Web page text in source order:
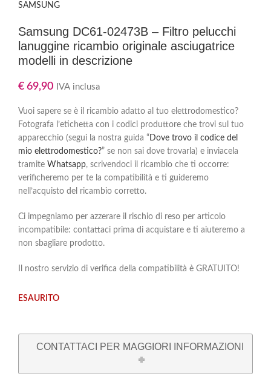
SAMSUNG
Samsung DC61-02473B – Filtro pelucchi
lanuggine ricambio originale asciugatrice
modelli in descrizione
€ 69,90 IVA inclusa
Vuoi sapere se è il ricambio adatto al tuo elettrodomestico?
Fotografa l’etichetta con i codici produttore che trovi sul tuo
apparecchio (segui la nostra guida “ Dove trovo il codice del
mio elettrodomestico?” se non sai dove trovarla) e inviacela
tramite Whatsapp, scrivendoci il ricambio che ti occorre:
verificheremo per te la compatibilità e ti guideremo
nell’acquisto del ricambio corretto.
Ci impegniamo per azzerare il rischio di reso per articolo
incompatibile: contattaci prima di acquistare e ti aiuteremo a
non sbagliare prodotto.
Il nostro servizio di verifica della compatibilità è GRATUITO!
ESAURITO
CONTATTACI PER MAGGIORI INFORMAZIONI